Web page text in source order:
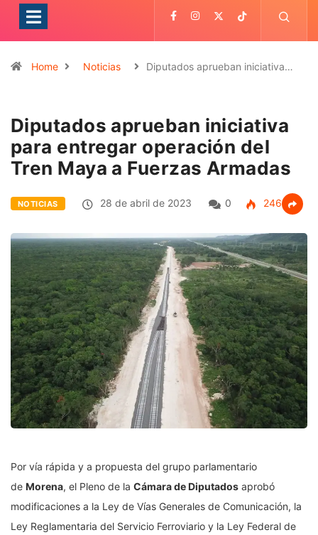
Home Noticias Diputados aprueban iniciativa…
Diputados aprueban iniciativa
para entregar operación del
Tren Maya a Fuerzas Armadas
NOTICIAS 28 de abril de 2023 0 246
Por vía rápida y a propuesta del grupo parlamentario
de Morena, el Pleno de la Cámara de Diputados aprobó
modificaciones a la Ley de Vías Generales de Comunicación, la
Ley Reglamentaria del Servicio Ferroviario y la Ley Federal de